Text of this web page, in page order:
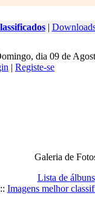
|
dia 09 de
| Registe-se
Galeria de
Lista de álbuns
:: Imagens melhor